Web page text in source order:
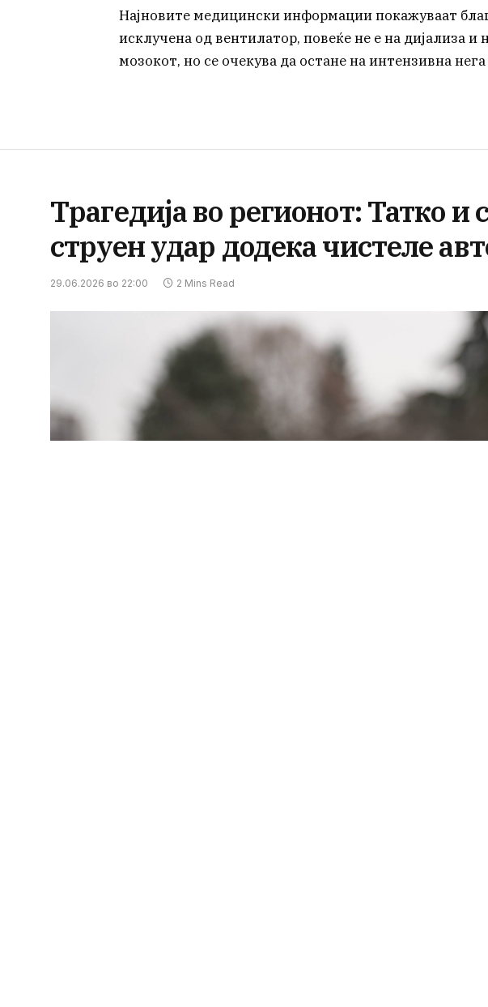
Најновите медицински информации покажуваат
исклучена од вентилатор, повеќе не е на дијализа
мозокот, но се очекува да остане на интензивна
Трагедија во регионот: Татко и
струен удар додека чистеле
29.06.2026 во 22:00 2 Mins Read